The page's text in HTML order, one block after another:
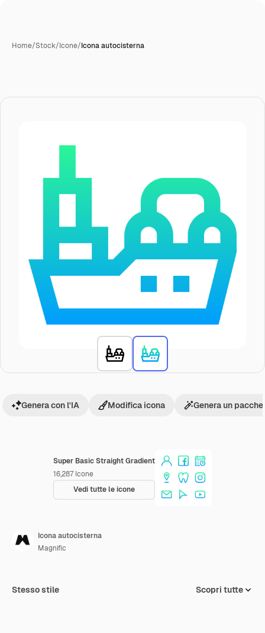
Home/Stock/Icone/Icona autocisterna
Super Basic Straight Gradient
16,287 Icone
Vedi tutte le icone
Genera con l'IA Modifica icona Genera un
Icona autocisterna
Magnific
Stesso stile Scopri tutte